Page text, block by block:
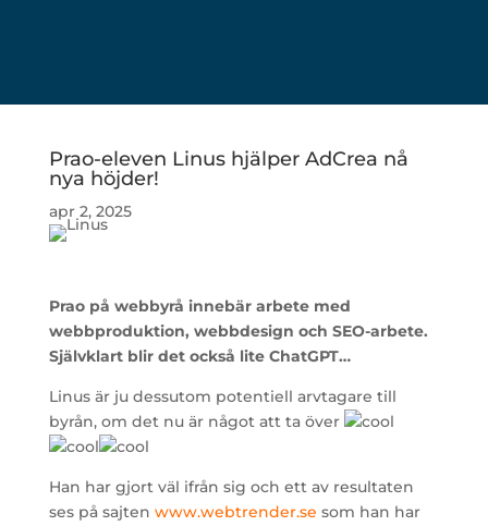
Prao-eleven Linus hjälper AdCrea nå
nya höjder!
apr 2, 2025
Prao på webbyrå innebär arbete med
webbproduktion, webbdesign och SEO-arbete.
Självklart blir det också lite ChatGPT…
Linus är ju dessutom potentiell arvtagare till
byrån, om det nu är något att ta över
Han har gjort väl ifrån sig och ett av resultaten
ses på sajten www.webtrender.se som han har